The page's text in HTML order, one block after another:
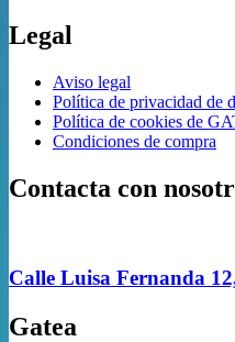
Legal
Aviso legal
Política de privacidad de
Política de cookies de
Condiciones de compra
Contacta con
Calle Luisa Fernanda
Gatea